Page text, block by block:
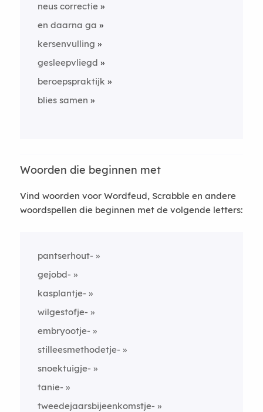
neus correctie
en daarna ga
kersenvulling
gesleepvliegd
beroepspraktijk
blies samen
Woorden die beginnen met
Vind woorden voor Wordfeud, Scrabble en andere
woordspellen die beginnen met de volgende letters:
pantserhout-
gejobd-
kasplantje-
wilgestofje-
embryootje-
stilleesmethodetje-
snoektuigje-
tanie-
tweedejaarsbijeenkomstje-